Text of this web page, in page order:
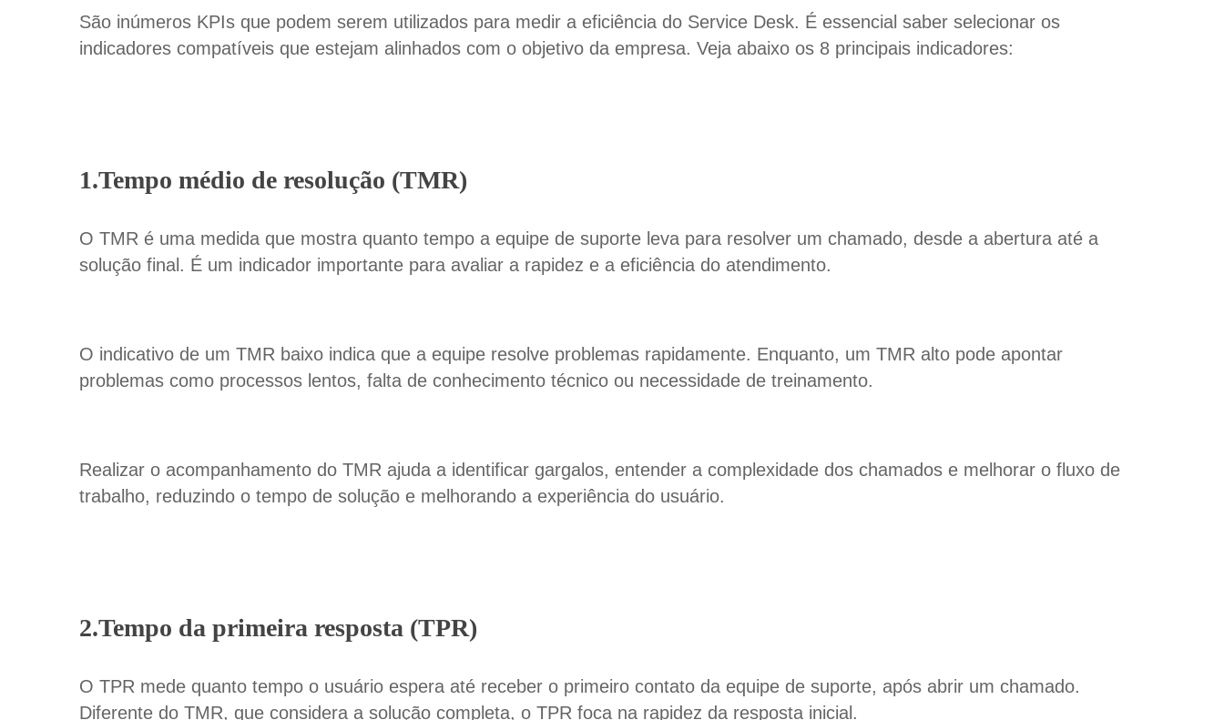
São inúmeros KPIs que podem serem utilizados para medir a eficiência do Service Desk. É essencial saber selecionar os
indicadores compatíveis que estejam alinhados com o objetivo da empresa. Veja abaixo os 8principais indicadores:
1.Tempo médio de resolução (TMR)
O TMR é uma medida que mostra quanto tempo a equipe de suporte leva para resolver um chamado, desde a abertura até a
solução final. É um indicador importante para avaliar a rapidez e a eficiência do atendimento.
O indicativo de um TMR baixo indica que a equipe resolve problemas rapidamente. Enquanto, um TMR alto pode apontar
problemas como processos lentos, falta de conhecimento técnico ou necessidade de treinamento.
Realizar o acompanhamento do TMR ajuda a identificar gargalos, entender a complexidade dos chamados e melhorar o fluxo de
trabalho, reduzindo o tempo de solução e melhorando a experiência do usuário.
2.Tempo da primeira resposta (TPR)
O TPR mede quanto tempo o usuário espera até receber o primeiro contato da equipe de suporte, após abrir um chamado.
Diferente do TMR, que considera a solução completa, o TPR foca na rapidez da resposta inicial.